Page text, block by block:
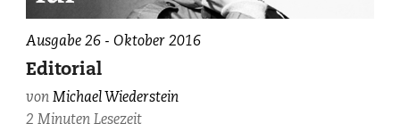
Ausgabe 26 - Oktober 2016
Editorial
vonMichael Wiederstein
2 Minuten Lesezeit